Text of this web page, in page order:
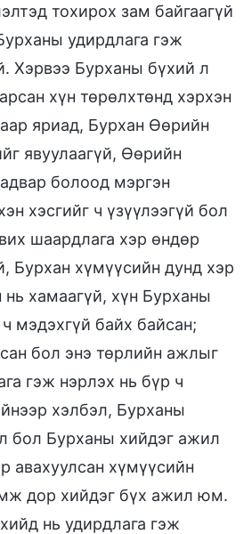
тохирох зам байгаагүй
удирдлага гэж
Хэрвээ Бурханы бүхий л
хүн төрөлхтөнд хэрхэн
яриад, Бурхан Өөрийн
явуулаагүй, Өөрийн
болоод мэргэн
хэсгийг ч үзүүлээгүй бол
шаардлага хэр өндөр
Бурхан хүмүүсийн дунд хэр
хамаагүй, хүн Бурханы
мэдэхгүй байх байсан;
бол энэ төрлийн ажлыг
гэж нэрлэх нь бүр ч
хэлбэл, Бурханы
бол Бурханы хийдэг ажил
авахуулсан хүмүүсийн
дор хийдэг бүх ажил юм.
нь удирдлага гэж